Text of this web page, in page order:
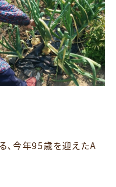
、今年95歳を迎えたA